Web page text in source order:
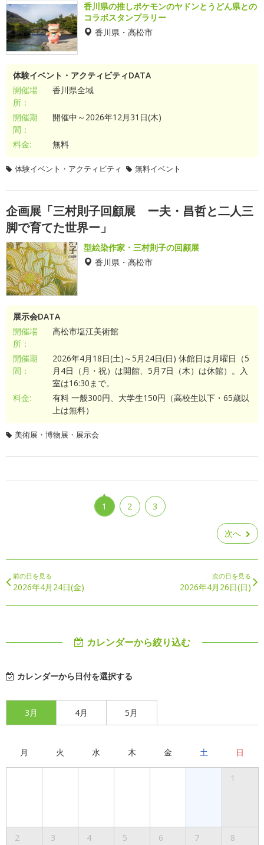
香川県の推しポケモンのヤドンとうどん県との
コラボスタンプラリー
香川県・高松市
体験イベント・アクティビティDATA
開催場
所：
香川県全域
開催期
間：
開催中～2026年12月31日(木)
料金: 無料
体験イベント・アクティビティ 無料イベント
企画展「三村則子回顧展 ー夫・昌哲と二人三
脚で育てた世界ー」
型絵染作家・三村則子の回顧展
香川県・高松市
展示会DATA
開催場
所：
高松市塩江美術館
開催期
間：
2026年4月18日(土)～5月24日(日) 休館日は月曜日（5
月4日（月・祝）は開館、5月7日（木）は休館）。入
室は16:30まで。
料金:
有料 一般300円、大学生150円（高校生以下・65歳以
上は無料）
美術展・博物展・展示会
1 2 3
次へ
前の日を見る
2026年4月24日(金)
次の日を見る
2026年4月26日(日)
カレンダーから絞り込む
カレンダーから日付を選択する
3月 4月 5月
月 火 水 木 金 土 日
1
2 3 4 5 6 7 8